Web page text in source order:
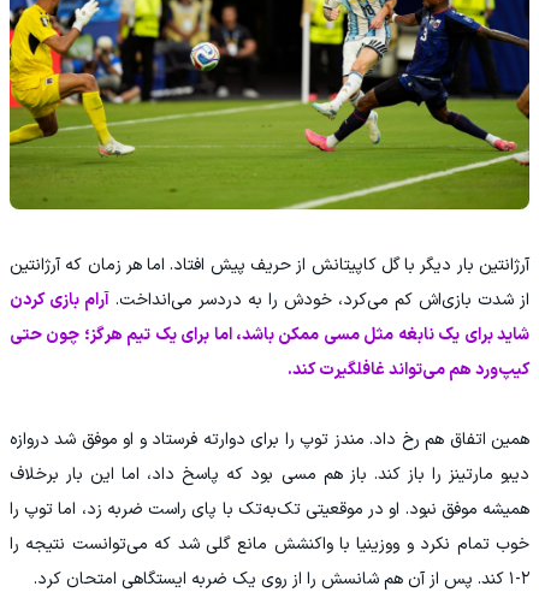
آرژانتین بار دیگر با گل کاپیتانش از حریف پیش افتاد. اما هر زمان که آرژانتین
از شدت بازی‌اش کم می‌کرد، خودش را به دردسر می‌انداخت. آرام بازی کردن
شاید برای یک نابغه مثل مسی ممکن باشد، اما برای یک تیم هرگز؛ چون حتی
کیپ‌ورد هم می‌تواند غافلگیرت کند.
همین اتفاق هم رخ داد. مندز توپ را برای دوارته فرستاد و او موفق شد دروازه
دیبو مارتینز را باز کند. باز هم مسی بود که پاسخ داد، اما این بار برخلاف
همیشه موفق نبود. او در موقعیتی تک‌به‌تک با پای راست ضربه زد، اما توپ را
خوب تمام نکرد و ووزینیا با واکنشش مانع گلی شد که می‌توانست نتیجه را
۲-۱ کند. پس از آن هم شانسش را از روی یک ضربه ایستگاهی امتحان کرد.